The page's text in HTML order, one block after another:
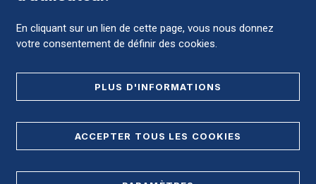
En cliquant sur un lien de cette page, vous nous donnez
votre consentement de définir des cookies.
PLUS D'INFORMATIONS
ACCEPTER TOUS LES COOKIES